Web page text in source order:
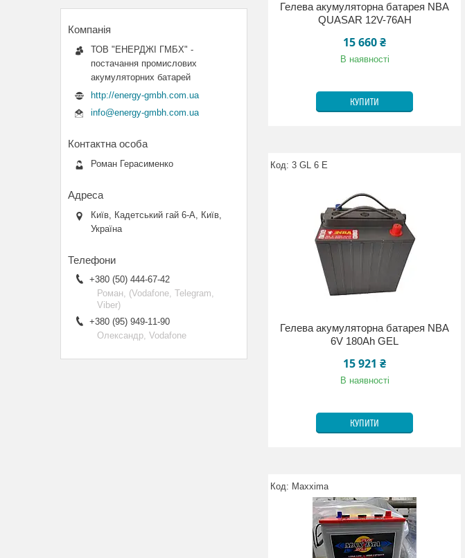
Гелева акумуляторна батарея NBA
QUASAR 12V-76AH
15 660 ₴
В наявності
КУПИТИ
3 GL 6 E
Гелева акумуляторна батарея NBA
6V 180Ah GEL
15 921 ₴
В наявності
КУПИТИ
Maxxima
ТОВ "ЕНЕРДЖІ ГМБХ" -
постачання промислових
акумуляторних батарей
http://energy-gmbh.com.ua
info@energy-gmbh.com.ua
Роман Герасименко
Київ, Кадетський гай 6-А, Київ,
Україна
+380 (50) 444-67-42
Роман, (Vodafone, Telegram,
Viber)
+380 (95) 949-11-90
Олександр, Vodafone